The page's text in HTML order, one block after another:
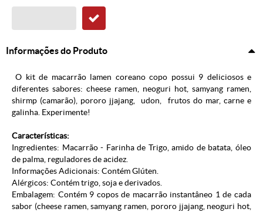
Informações do Produto
O kit de macarrão lamen coreano copo possui 9 deliciosos e
diferentes sabores: cheese ramen, neoguri hot, samyang ramen,
shirmp (camarão), pororo jjajang, udon, frutos do mar, carne e
galinha. Experimente!
Características:
Ingredientes: Macarrão - Farinha de Trigo, amido de batata, óleo
de palma, reguladores de acidez.
Informações Adicionais: Contém Glúten.
Alérgicos: Contém trigo, soja e derivados.
Embalagem: Contém 9 copos de macarrão instantâneo 1 de cada
sabor (cheese ramen, samyang ramen, pororo jjajang, neoguri hot,